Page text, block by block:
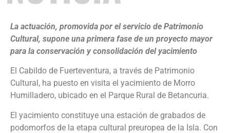
La actuación, promovida por el servicio de Patrimonio
Cultural, supone una primera fase de un proyecto mayor
para la conservación y consolidación del yacimiento
El Cabildo de Fuerteventura, a través de Patrimonio
Cultural, ha puesto en visita el yacimiento de Morro
Humilladero, ubicado en el Parque Rural de Betancuria.
El yacimiento constituye una estación de grabados de
podomorfos de la etapa cultural preuropea de la Isla. Con